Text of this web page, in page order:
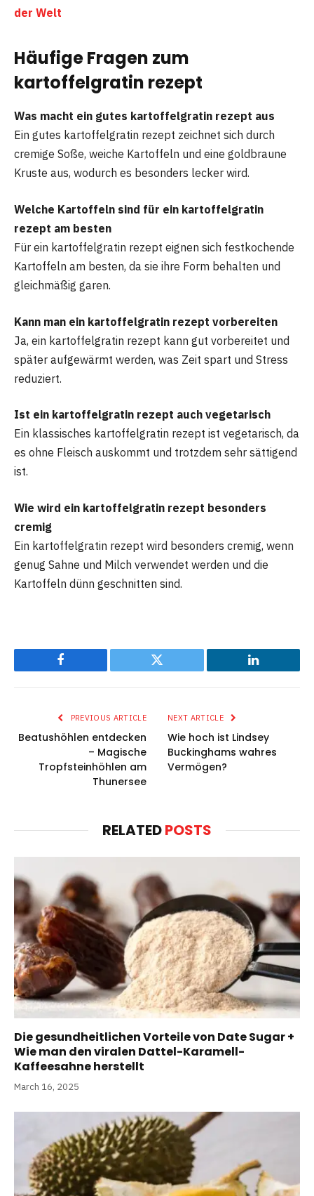
der Welt
Häufige Fragen zum
kartoffelgratin rezept
Was macht ein gutes kartoffelgratin rezept aus
Ein gutes kartoffelgratin rezept zeichnet sich durch
cremige Soße, weiche Kartoffeln und eine goldbraune
Kruste aus, wodurch es besonders lecker wird.
Welche Kartoffeln sind für ein kartoffelgratin
rezept am besten
Für ein kartoffelgratin rezept eignen sich festkochende
Kartoffeln am besten, da sie ihre Form behalten und
gleichmäßig garen.
Kann man ein kartoffelgratin rezept vorbereiten
Ja, ein kartoffelgratin rezept kann gut vorbereitet und
später aufgewärmt werden, was Zeit spart und Stress
reduziert.
Ist ein kartoffelgratin rezept auch vegetarisch
Ein klassisches kartoffelgratin rezept ist vegetarisch, da
es ohne Fleisch auskommt und trotzdem sehr sättigend
ist.
Wie wird ein kartoffelgratin rezept besonders
cremig
Ein kartoffelgratin rezept wird besonders cremig, wenn
genug Sahne und Milch verwendet werden und die
Kartoffeln dünn geschnitten sind.
Facebook Twitter LinkedIn
PREVIOUS ARTICLE
Beatushöhlen entdecken
– Magische
Tropfsteinhöhlen am
Thunersee
NEXT ARTICLE
Wie hoch ist Lindsey
Buckinghams wahres
Vermögen?
RELATEDPOSTS
Die gesundheitlichen Vorteile von Date Sugar +
Wie man den viralen Dattel-Karamell-
Kaffeesahne herstellt
March 16, 2025